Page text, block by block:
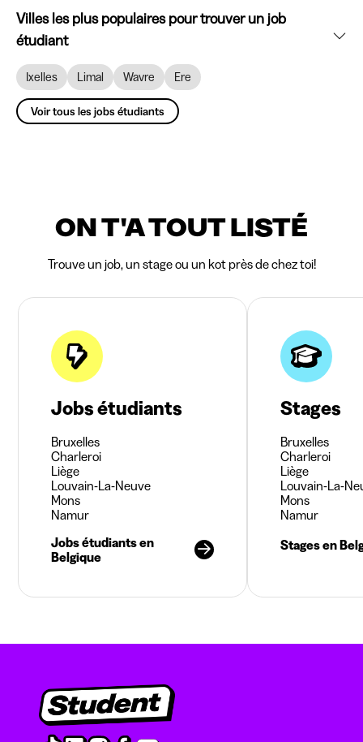
Villes les plus populaires pour trouver un job
étudiant
Ixelles Limal Wavre Ere
Voir tous les jobs étudiants
ON T'A TOUT LISTÉ
Trouve un job, un stage ou un kot près de chez toi!
Jobs étudiants
Bruxelles
Charleroi
Liège
Louvain-La-Neuve
Mons
Namur
Jobs étudiants en
Belgique
Stages
Bruxelles
Charleroi
Liège
Louvain-La-
Mons
Namur
Stages en